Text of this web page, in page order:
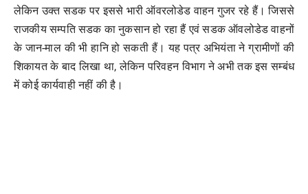
लेकिन उक्त सडक पर इससे भारी ऑवरलोडेड वाहन गुजर रहे हैं। जिससे
राजकीय सम्पति सडक का नुकसान हो रहा हैं एवं सडक ऑवलोडेड वाहनों
के जान-माल की भी हानि हो सकती हैं। यह पत्र अभियंता ने ग्रामीणों की
शिकायत के बाद लिखा था, लेकिन परिवहन विभाग ने अभी तक इस सम्बंध
में कोई कार्यवाही नहीं की है।